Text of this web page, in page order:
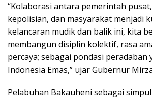
“Kolaborasi antara pemerintah
kepolisian, dan masyarakat menjadi
kelancaran mudik dan balik ini, kita
membangun disiplin kolektif, rasa
percaya; sebagai pondasi peradaban
Indonesia Emas,” ujar Gubernur
Pelabuhan Bakauheni sebagai